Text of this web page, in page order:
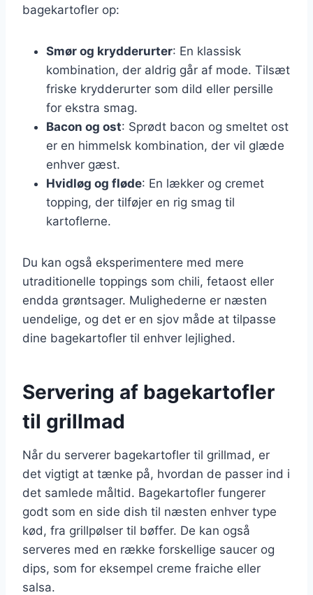
bagekartofler op:
Smør og krydderurter: En klassisk
kombination, der aldrig går af mode. Tilsæt
friske krydderurter som dild eller persille
for ekstra smag.
Bacon og ost: Sprødt bacon og smeltet ost
er en himmelsk kombination, der vil glæde
enhver gæst.
Hvidløg og fløde: En lækker og cremet
topping, der tilføjer en rig smag til
kartoflerne.
Du kan også eksperimentere med mere
utraditionelle toppings som chili, fetaost eller
endda grøntsager. Mulighederne er næsten
uendelige, og det er en sjov måde at tilpasse
dine bagekartofler til enhver lejlighed.
Servering af bagekartofler
til grillmad
Når du serverer bagekartofler til grillmad, er
det vigtigt at tænke på, hvordan de passer ind i
det samlede måltid. Bagekartofler fungerer
godt som en side dish til næsten enhver type
kød, fra grillpølser til bøffer. De kan også
serveres med en række forskellige saucer og
dips, som for eksempel creme fraiche eller
salsa.